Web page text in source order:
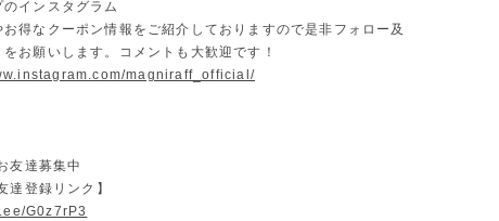
のインスタグラム
お得なクーポン情報をご紹介しておりますので是非フォロー及
お願いします。コメントも大歓迎です！
magniraff_official/
友達募集中
達登録リンク】
G0z7rP3